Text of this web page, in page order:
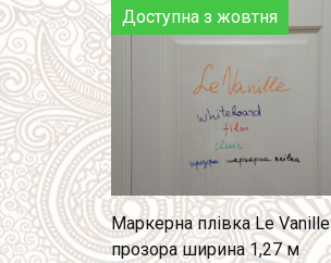
Доступна з жовтня
Маркерна плівка Le Vanille
прозора ширина 1,27 м